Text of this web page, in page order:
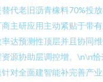
代老旧沥青橡料70%投
主研应用主动紧贴于带
预测性顶层并且协同
源协助层调控增。\n\n
对全面建智能补完善产